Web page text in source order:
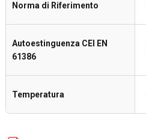
Norma di Riferimento
Autoestinguenza CEI EN
61386
Temperatura